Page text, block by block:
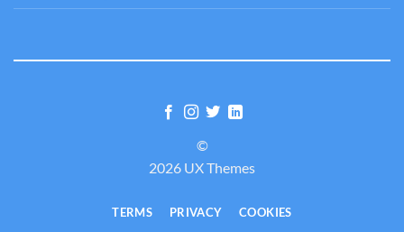
©
2026 UX Themes
TERMS PRIVACY COOKIES